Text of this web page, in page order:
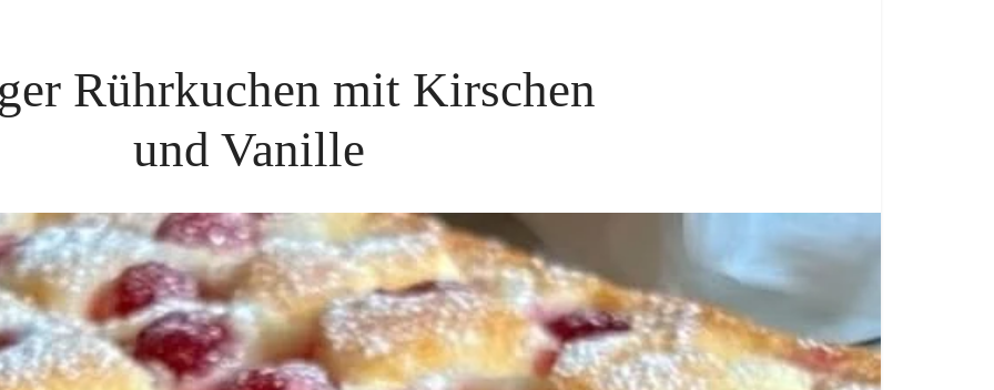
Rührkuchen mit Kirschen
und Vanille